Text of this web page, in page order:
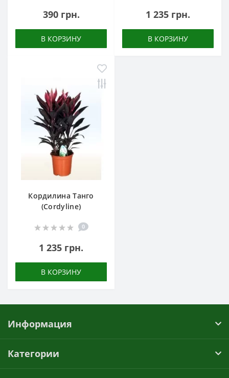
390 грн.
В КОРЗИНУ
1 235 грн.
В КОРЗИНУ
Кордилина Танго
(Cordyline)
0
1 235 грн.
В КОРЗИНУ
Информация
Категории